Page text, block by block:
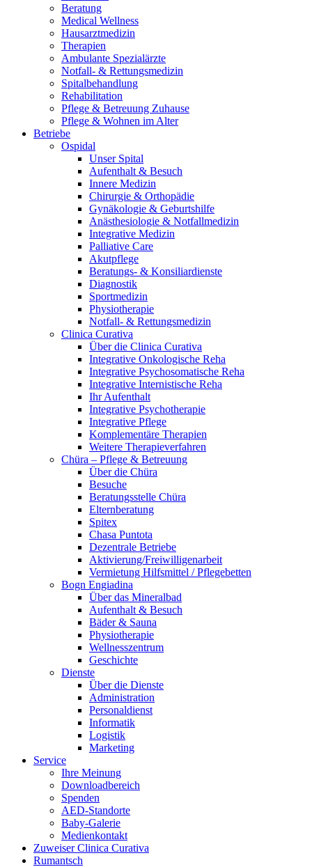
Beratung
Medical Wellness
Hausarztmedizin
Therapien
Ambulante Spezialärzte
Notfall- & Rettungsmedizin
Spitalbehandlung
Rehabilitation
Pflege & Betreuung Zuhause
Pflege & Wohnen im Alter
Betriebe
Ospidal
Unser Spital
Aufenthalt & Besuch
Innere Medizin
Chirurgie & Orthopädie
Gynäkologie & Geburtshilfe
Anästhesiologie & Notfallmedizin
Integrative Medizin
Palliative Care
Akutpflege
Beratungs- & Konsiliardienste
Diagnostik
Sportmedizin
Physiotherapie
Notfall- & Rettungsmedizin
Clinica Curativa
Über die Clinica Curativa
Integrative Onkologische Reha
Integrative Psychosomatische Reha
Integrative Internistische Reha
Ihr Aufenthalt
Integrative Psychotherapie
Integrative Pflege
Komplementäre Therapien
Weitere Therapieverfahren
Chüra – Pflege & Betreuung
Über die Chüra
Besuche
Beratungsstelle Chüra
Elternberatung
Spitex
Chasa Puntota
Dezentrale Betriebe
Aktivierung/Freiwilligenarbeit
Vermietung Hilfsmittel / Pflegebetten
Bogn Engiadina
Über das Mineralbad
Aufenthalt & Besuch
Bäder & Sauna
Physiotherapie
Wellnesszentrum
Geschichte
Dienste
Über die Dienste
Administration
Personaldienst
Informatik
Logistik
Marketing
Service
Ihre Meinung
Downloadbereich
Spenden
AED-Standorte
Baby-Galerie
Medienkontakt
Zuweiser Clinica Curativa
Rumantsch